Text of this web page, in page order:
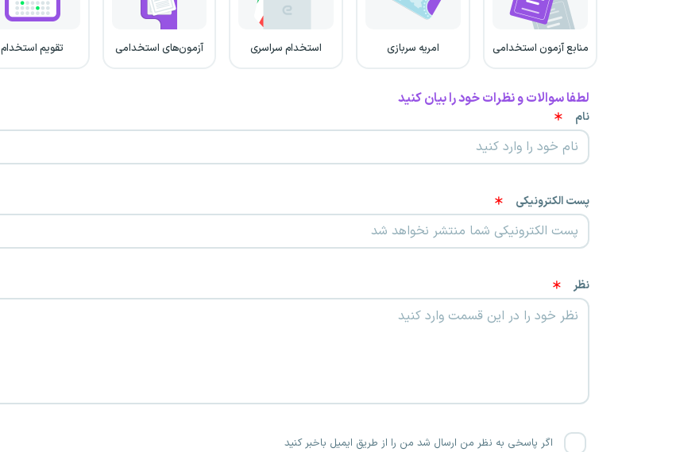
منابع آزمون استخدامی امریه سربازی استخدام سراسری آزمون‌های استخدامی تقویم استخدام
لطفا سوالات و نظرات خود را بیان کنید
نام
پست الکترونیکی
نظر
اگر پاسخی به نظر من ارسال شد من را از طریق ایمیل باخبر کنید